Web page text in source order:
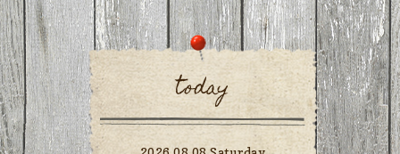
today